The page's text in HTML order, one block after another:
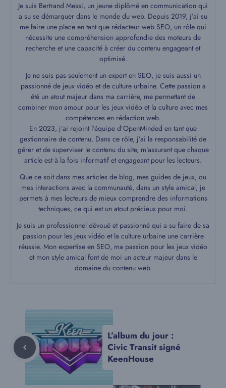
Je suis Bertrand Messi, un jeune diplômé en communication qui
a su se démarquer dans le monde du web. Depuis 2019, j’ai su
me faire une place en tant que rédacteur web SEO, un rôle qui
nécessite une compréhension approfondie des moteurs de
recherche et une capacité à créer du contenu engageant et
optimisé.
Je ne suis pas seulement un expert en SEO, je suis aussi un
passionné de jeux vidéo et de culture urbaine. Cette passion a
été un atout majeur dans ma carrière, me permettant de
combiner mon amour pour les jeux vidéo et la culture avec mes
compétences en rédaction web.
En 2023, j’ai rejoint l’équipe d’OpenMinded en tant que
gestionnaire de contenu. Dans ce rôle, j’ai la responsabilité de
gérer et de superviser le contenu du site, m’assurant que chaque
article est à la fois informatif et engageant pour les lecteurs.
Que ce soit dans mes articles de blog, mes guides de jeux, ou
mes interactions avec la communauté, dans un style amical, je
permets à mes lecteurs de mieux comprendre des informations
techniques, ce qui est un atout précieux pour moi.
Je suis un professionnel dévoué et passionné qui a su faire de sa
passion pour les jeux vidéo et la culture urbaine une carrière
réussie. Mon expertise en SEO, ma passion pour les jeux vidéo
et mon style amical font de moi un acteur majeur dans le
domaine du contenu web.
L’album du jour :
Civic Transit signé
KeenHouse